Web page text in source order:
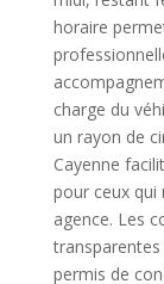
horaire
charge du
un rayon de
Cayenne
pour ceux qui
agence. Les
permis de